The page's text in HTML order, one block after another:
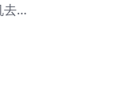
VMware过检测虚拟机去虚拟化教程(工具+基础+进阶)